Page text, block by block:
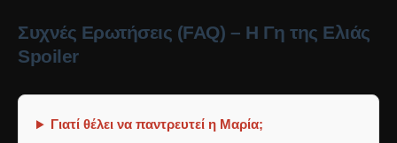
Συχνές Ερωτήσεις (FAQ) – Η Γη της Ελιάς
Spoiler
Γιατί θέλει να παντρευτεί η Μαρία;